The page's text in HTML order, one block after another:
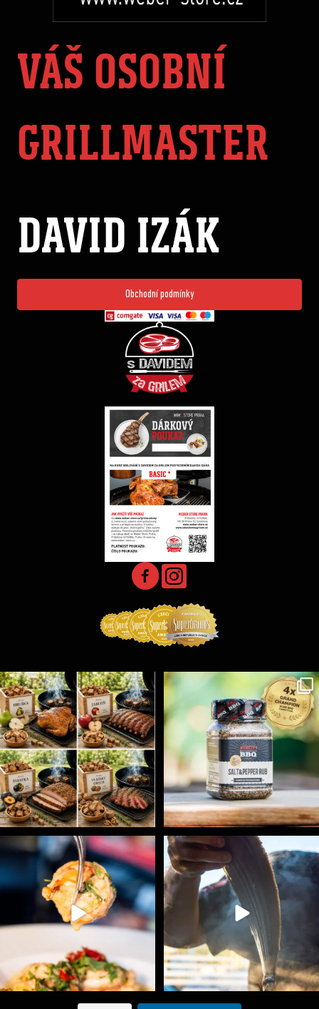
VÁŠ OSOBNÍ
GRILLMASTER
DAVID IZÁK
Obchodní podmínky
Udící špalíky - BORN TO SMOKE - různé druhy k...
1 0
Koření Suncity – autentická BBQ chuť u vás doma!...
1 0
Spoustu podobných triků, které vám usnadní nejenom...
9 0
Ryba na grilu je opravdu rychlá, a stejně tak...